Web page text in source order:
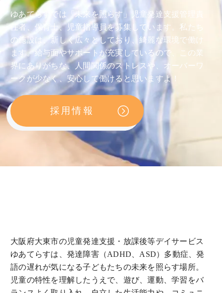
ゆあてらすでは「未来を照らす」児童発達支援管理責
任者、保育士、児童指導員を募集しています。私たち
の施設は、新しく広々としており、綺麗な環境で働け
ます。給与面やサポートが充実しているので、この業
界にありがちな、人間関係のストレスや、オーバーワ
ークが少なく、安心して働けると思いますよ！
採用情報
大阪府大東市の児童発達支援・放課後等デイサービス
ゆあてらすは、発達障害（ADHD、ASD）多動症、発
語の遅れが気になる子どもたちの未来を照らす場所。
児童の特性を理解したうえで、遊び、運動、学習をバ